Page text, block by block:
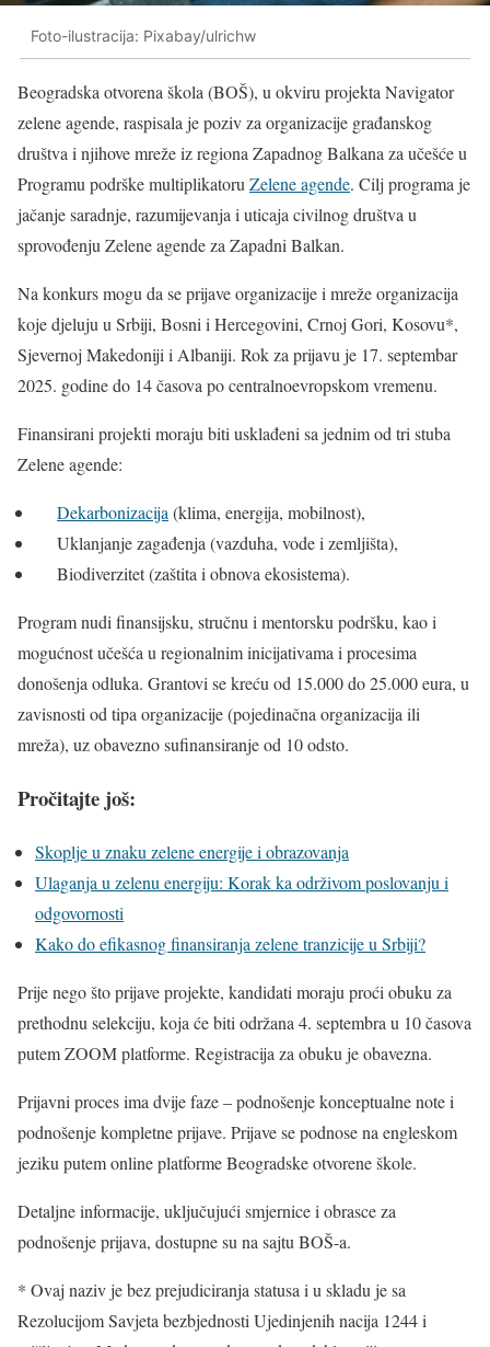
Foto-ilustracija: Pixabay/ulrichw
Beogradska otvorena škola (BOŠ), u okviru projekta Navigator
zelene agende, raspisala je poziv za organizacije građanskog
društva i njihove mreže iz regiona Zapadnog Balkana za učešće u
Programu podrške multiplikatoruZelene agende. Cilj programa je
jačanje saradnje, razumijevanja i uticaja civilnog društva u
sprovođenju Zelene agende za Zapadni Balkan.
Na konkurs mogu da se prijave organizacije i mreže organizacija
koje djeluju u Srbiji, Bosni i Hercegovini, Crnoj Gori, Kosovu*,
Sjevernoj Makedoniji i Albaniji. Rok za prijavu je 17. septembar
2025. godine do 14 časova po centralnoevropskom vremenu.
Finansirani projekti moraju biti usklađeni sa jednim od tri stuba
Zelene agende:
Dekarbonizacija(klima, energija, mobilnost),
Uklanjanje zagađenja (vazduha, vode i zemljišta),
Biodiverzitet (zaštita i obnova ekosistema).
Program nudi finansijsku, stručnu i mentorsku podršku, kao i
mogućnost učešća u regionalnim inicijativama i procesima
donošenja odluka. Grantovi se kreću od 15.000 do 25.000 eura, u
zavisnosti od tipa organizacije (pojedinačna organizacija ili
mreža), uz obavezno sufinansiranje od 10 odsto.
Pročitajte još:
Skoplje u znaku zelene energije i obrazovanja
Ulaganja u zelenu energiju: Korak ka održivom poslovanju i
odgovornosti
Kako do efikasnog finansiranja zelene tranzicije u Srbiji?
Prije nego što prijave projekte, kandidati moraju proći obuku za
prethodnu selekciju, koja će biti održana 4. septembra u 10 časova
putem ZOOM platforme. Registracija za obuku je obavezna.
Prijavni proces ima dvije faze – podnošenje konceptualne note i
podnošenje kompletne prijave. Prijave se podnose na engleskom
jeziku putem online platforme Beogradske otvorene škole.
Detaljne informacije, uključujući smjernice i obrasce za
podnošenje prijava, dostupne su na sajtu BOŠ-a.
* Ovaj naziv je bez prejudiciranja statusa i u skladu je sa
Rezolucijom Savjeta bezbjednosti Ujedinjenih nacija 1244 i